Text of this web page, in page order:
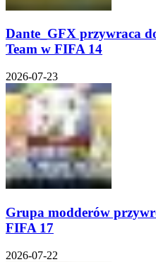
Dante_GFX przywraca
Team w FIFA 14
2026-07-23
Grupa modderów
FIFA 17
2026-07-22